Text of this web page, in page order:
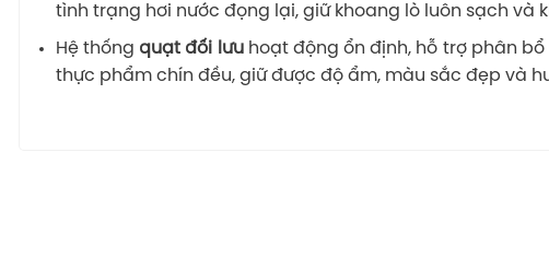
tình trạng hơi nước đọng lại, giữ khoang lò luôn sạch và
Hệ thống quạt đối lưuhoạt động ổn định, hỗ trợ phân bổ
thực phẩm chín đều, giữ được độ ẩm, màu sắc đẹp và